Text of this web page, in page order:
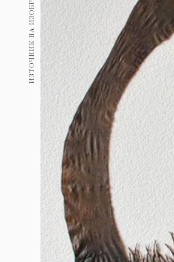
Пътувай
237
Здраве 389
Gentlemen
382
Wellness 1816
ПОСЛЕДВАЙТЕ
НИ
ИЗТОЧНИК НА ИЗОБРАЖЕНИЕ: